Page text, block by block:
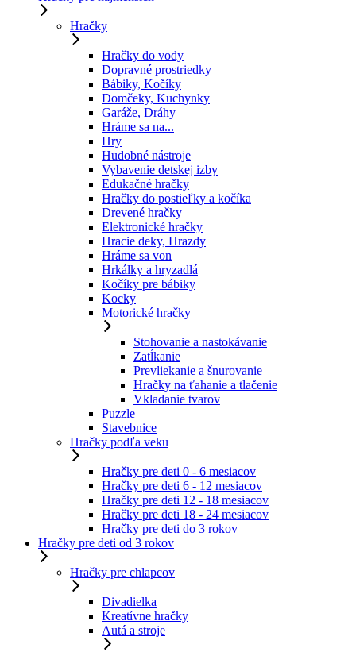
Hračky
Hračky do vody
Dopravné prostriedky
Bábiky, Kočíky
Domčeky, Kuchynky
Garáže, Dráhy
Hráme sa na...
Hry
Hudobné nástroje
Vybavenie detskej izby
Edukačné hračky
Hračky do postieľky a kočíka
Drevené hračky
Elektronické hračky
Hracie deky, Hrazdy
Hráme sa von
Hrkálky a hryzadlá
Kočíky pre bábiky
Kocky
Motorické hračky
Stohovanie a nastokávanie
Zatĺkanie
Prevliekanie a šnurovanie
Hračky na ťahanie a tlačenie
Vkladanie tvarov
Puzzle
Stavebnice
Hračky podľa veku
Hračky pre deti 0 - 6 mesiacov
Hračky pre deti 6 - 12 mesiacov
Hračky pre deti 12 - 18 mesiacov
Hračky pre deti 18 - 24 mesiacov
Hračky pre deti do 3 rokov
Hračky pre deti od 3 rokov
Hračky pre chlapcov
Divadielka
Kreatívne hračky
Autá a stroje